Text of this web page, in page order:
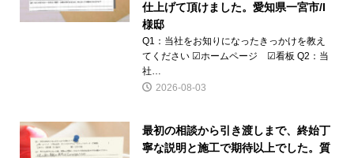
仕上げて頂けました。愛知県一宮市/I
様邸
Q1：当社をお知りになったきっかけを教え
てください ☑ホームページ ☑看板 Q2：当
社…
2026-08-03
最初の相談から引き渡しまで、終始丁
寧な説明と施工で期待以上でした。質